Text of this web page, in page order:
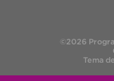
©2026
Tema